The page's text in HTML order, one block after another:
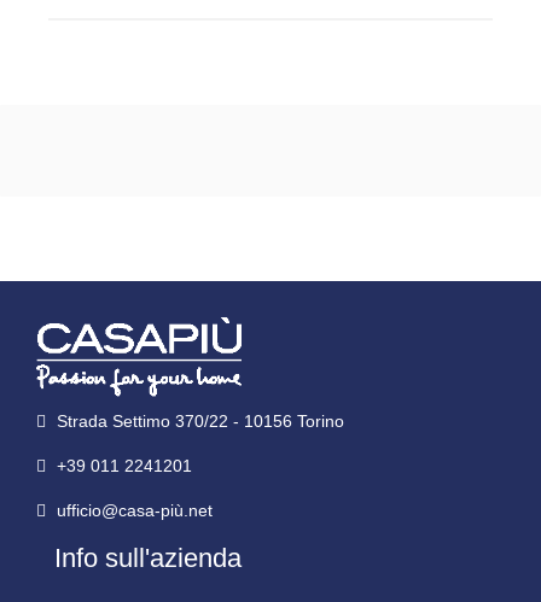
Strada Settimo 370/22 - 10156 Torino
+39 011 2241201
ufficio@casa-più.net
Info sull'azienda